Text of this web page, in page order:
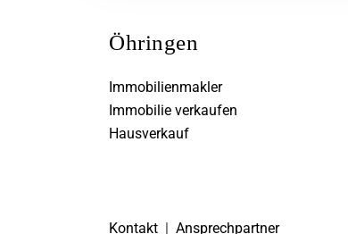
Öhringen
Immobilienmakler
Immobilie verkaufen
Hausverkauf
Kontakt Ansprechpartner